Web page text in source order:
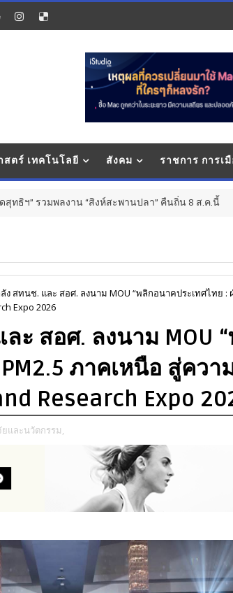
สตร์ เทคโนโลยี สังคม ราชการ การเมื
าน “สิงห์สะพานปลา” คืนถิ่น 8 ส.ค.นี้ เกษตร
ง สทนช. และ สอศ. ลงนาม MOU “พลิกอนาคประเทศไทย :
Expo 2026
ะ สอศ. ลงนาม MOU
ภาคเหนือ สู่คว
Research Expo
และนวัตกรรม,